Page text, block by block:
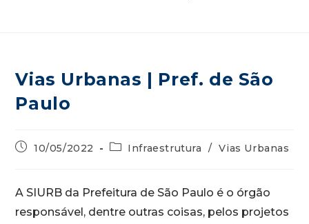
Vias Urbanas | Pref. de São
Paulo
10/05/2022 Infraestrutura / Vias Urbanas
A SIURB da Prefeitura de São Paulo é o órgão
responsável, dentre outras coisas, pelos projetos